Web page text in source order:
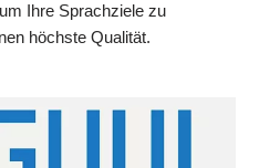
Ihre Sprachziele zu
höchste Qualität.